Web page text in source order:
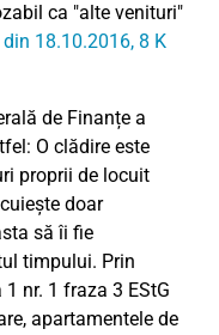
ca "alte venituri"
din 18.10.2016, 8 K
de Finanțe a
O clădire este
proprii de locuit
doar
să îi fie
timpului. Prin
nr. 1 fraza 3 EStG
apartamentele de